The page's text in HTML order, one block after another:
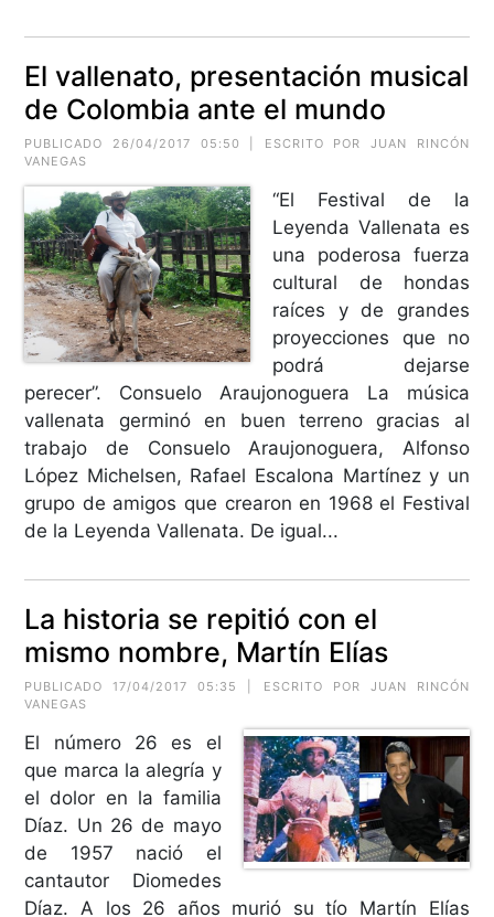
El vallenato, presentación musical
de Colombia ante el mundo
PUBLICADO 26/04/2017 05:50 | ESCRITO POR JUAN RINCÓN
VANEGAS
“El Festival de la
Leyenda Vallenata es
una poderosa fuerza
cultural de hondas
raíces y de grandes
proyecciones que no
podrá dejarse
perecer”. Consuelo Araujonoguera La música
vallenata germinó en buen terreno gracias al
trabajo de Consuelo Araujonoguera, Alfonso
López Michelsen, Rafael Escalona Martínez y un
grupo de amigos que crearon en 1968 el Festival
de la Leyenda Vallenata. De igual...
La historia se repitió con el
mismo nombre, Martín Elías
PUBLICADO 17/04/2017 05:35 | ESCRITO POR JUAN RINCÓN
VANEGAS
El número 26 es el
que marca la alegría y
el dolor en la familia
Díaz. Un 26 de mayo
de 1957 nació el
cantautor Diomedes
Díaz. A los 26 años murió su tío Martín Elías